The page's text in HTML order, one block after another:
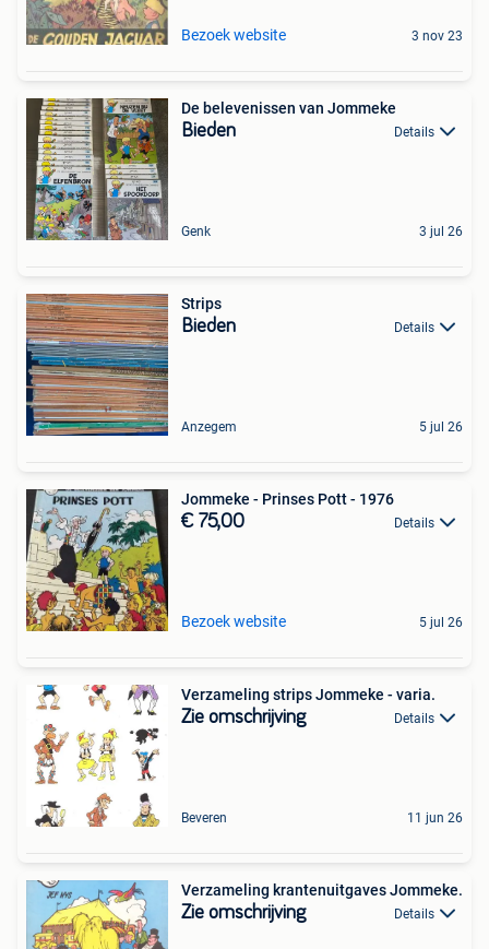
Bezoek website 3 nov 23
De belevenissen van Jommeke
Bieden Details
Genk 3 jul 26
Strips
Bieden Details
Anzegem 5 jul 26
Jommeke - Prinses Pott - 1976
€ 75,00 Details
Bezoek website 5 jul 26
Verzameling strips Jommeke - varia.
Zie omschrijving Details
Beveren 11 jun 26
Verzameling krantenuitgaves Jommeke.
Zie omschrijving Details